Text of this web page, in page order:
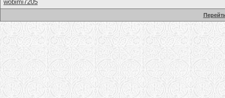
wobimi7205